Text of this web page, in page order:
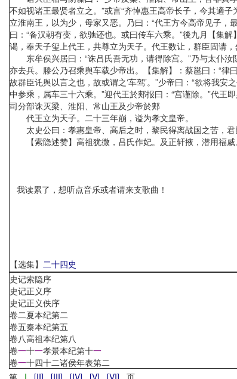
不如视诸王最贤者立之。”或言“齐悼惠王高帝长子，今其適
立淮南王，以为少，母家又恶。乃曰：“代王方今高帝见子
曰：“备汉朝有变，欲驰还也。或曰传车六乘。”後九月【集
谒，奉天子玺上代王，共尊立为天子。代王数让，群臣固请，
东牟侯兴居曰：“诛吕氏吾无功，请得除宫。”乃与太仆汝
亦去兵。滕公乃召乘舆车载少帝出。【集解】：蔡邕曰：“律
故群臣讬舆以言之也，故或谓之‘车驾’。”少帝曰：“欲将我
中参乘，属车三十六乘。”迎代王於郏报曰：“宫谨除。”代
司分部诛灭梁、淮阳、常山王及少帝於郏
代王立为天子。二十三年崩，谥为孝文皇帝。
太史公曰：孝惠皇帝、高后之时，黎民得离战国之苦，君
【索隐述赞】高祖犹微，吕氏作妃。及正轩掖，潜用福威
我读累了，想听点音乐或者请来支歌曲！
【选集】 二十四史
史记索隐序
史记正义序
史记正义佚序
卷二夏本纪第二
卷五秦本纪第五
卷八高祖本纪第八
卷一十一孝景本纪第十一
卷一十四十二诸侯年表第二
第 I [II] [III] [IV] [V] [VI] 页